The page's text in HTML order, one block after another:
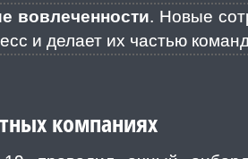
вовлеченности. Новые
и делает их частью
компаниях